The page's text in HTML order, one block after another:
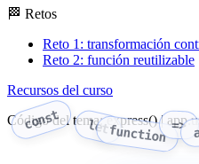
🏁 Retos
Reto 1: transformación
Reto 2: función reutilizable
Recursos del curso
Código del tema: express() |
const letfunction =>